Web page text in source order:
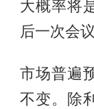
大概率将
后一次会议
市场普遍
不变。除